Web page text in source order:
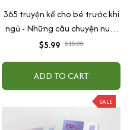
365 truyện kể cho bé trước khi
ngủ - Những câu chuyện nuôi
dưỡng cảm xúc EQ (2-12 tuổi)
$5.99 $15.00
ADD TO CART
SALE